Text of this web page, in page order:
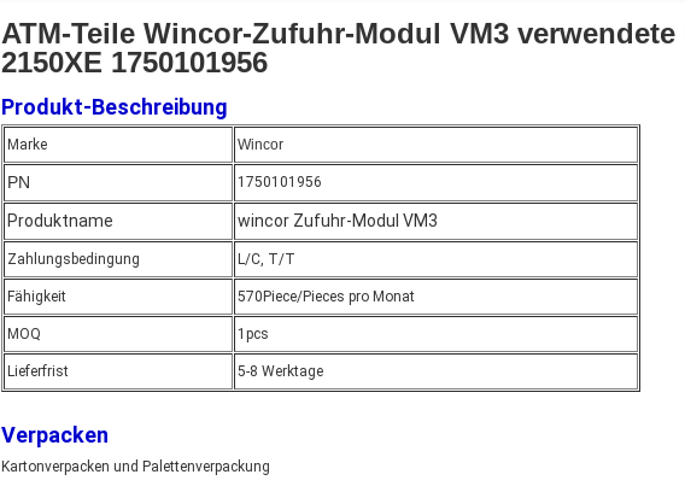
ATM-Teile Wincor-Zufuhr-Modul VM3 verwendete
2150XE 1750101956
Produkt-Beschreibung
Marke Wincor
PN 1750101956
Produktname wincor Zufuhr-Modul VM3
Zahlungsbedingung L/C, T/T
Fähigkeit 570Piece/Pieces pro Monat
MOQ 1pcs
Lieferfrist 5-8 Werktage
Verpacken
Kartonverpacken und Palettenverpackung